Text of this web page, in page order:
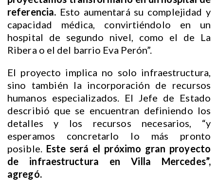
referencia. Esto aumentará su complejidad y
capacidad médica, convirtiéndolo en un
hospital de segundo nivel, como el de La
Ribera o el del barrio Eva Perón”.
El proyecto implica no solo infraestructura,
sino también la incorporación de recursos
humanos especializados. El Jefe de Estado
describió que se encuentran definiendo los
detalles y los recursos necesarios, “y
esperamos concretarlo lo más pronto
posible. Este será el próximo gran proyecto
de infraestructura en Villa Mercedes”,
agregó.